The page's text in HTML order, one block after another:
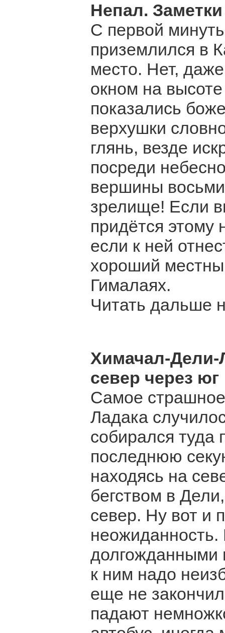
Непал.
С первой
приземлился в
место. Нет,
окном на
показались
верхушки
глянь, везде
посреди
вершины
зрелище! Если
придётся этому
если к ней
хороший
Гималаях.
Читать дальше
Химачал-Дели-
север через юг
Самое страшное
Ладака
собирался туда
последнюю
находясь на
бегством в
север. Ну вот и
долгожданными
к ним надо
еще не
падают